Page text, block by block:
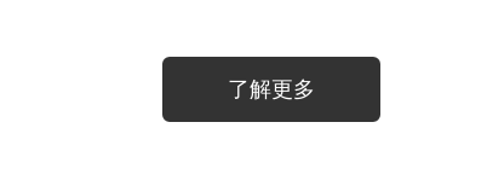
了解更多